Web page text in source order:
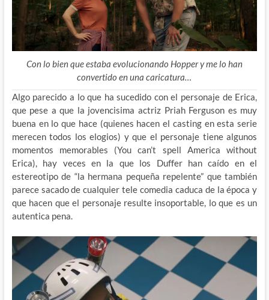
Con lo bien que estaba evolucionando Hopper y me lo han
convertido en una caricatura…
Algo parecido a lo que ha sucedido con el personaje de Erica,
que pese a que la jovencisima actriz Priah Ferguson es muy
buena en lo que hace (quienes hacen el casting en esta serie
merecen todos los elogios) y que el personaje tiene algunos
momentos memorables (You can’t spell America without
Erica), hay veces en la que los Duffer han caído en el
estereotipo de “la hermana pequeña repelente” que también
parece sacado de cualquier tele comedia caduca de la época y
que hacen que el personaje resulte insoportable, lo que es un
autentica pena.